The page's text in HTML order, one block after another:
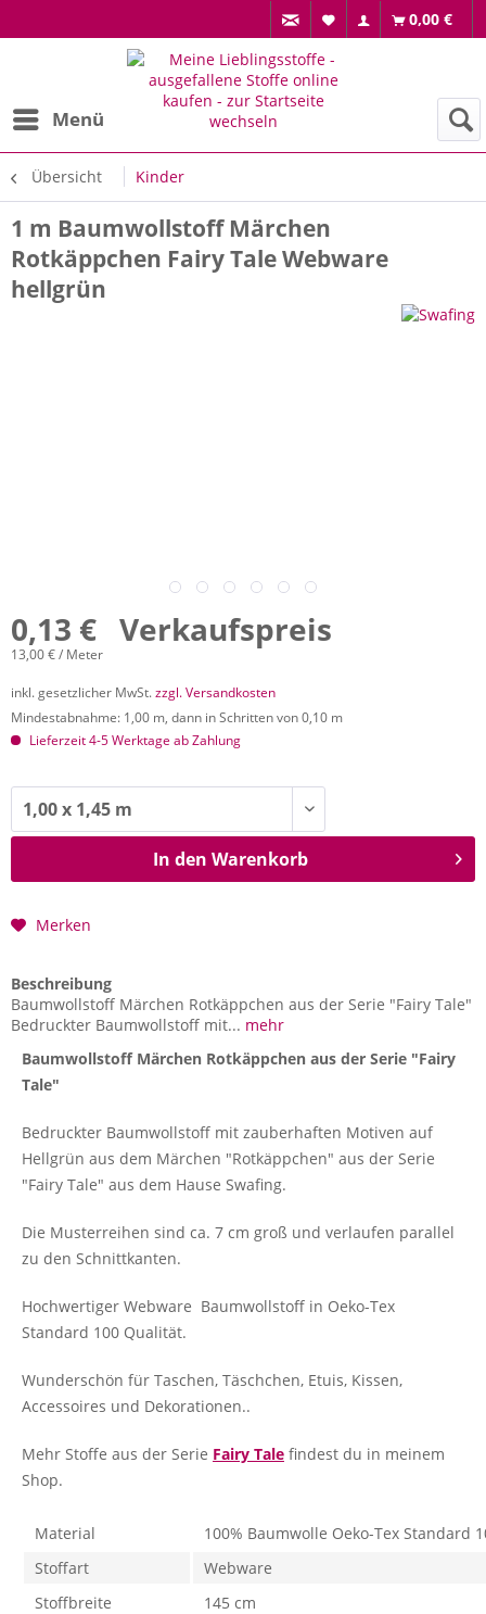
0,00 €
Menü
Übersicht Kinder
1 m Baumwollstoff Märchen
Rotkäppchen Fairy Tale Webware
hellgrün
0,13 € Verkaufspreis
13,00 € / Meter
inkl. gesetzlicher MwSt.zzgl. Versandkosten
Mindestabnahme: 1,00 m, dann in Schritten von 0,10 m
Lieferzeit 4-5 Werktage ab Zahlung
In den Warenkorb
Merken
Beschreibung
Baumwollstoff Märchen Rotkäppchen aus der Serie "Fairy Tale"
Bedruckter Baumwollstoff mit... mehr
Baumwollstoff Märchen Rotkäppchen aus der Serie "Fairy
Tale"
Bedruckter Baumwollstoff mit zauberhaften Motiven auf
Hellgrün aus dem Märchen "Rotkäppchen" aus der Serie
"Fairy Tale" aus dem Hause Swafing.
Die Musterreihen sind ca. 7 cm groß und verlaufen parallel
zu den Schnittkanten.
Hochwertiger Webware Baumwollstoff in Oeko-Tex
Standard 100 Qualität.
Wunderschön für Taschen, Täschchen, Etuis, Kissen,
Accessoires und Dekorationen..
Mehr Stoffe aus der Serie Fairy Tale findest du in meinem
Shop.
Material
100% Baumwolle Oeko-Tex Standard
Stoffart
Webware
Stoffbreite
145 cm